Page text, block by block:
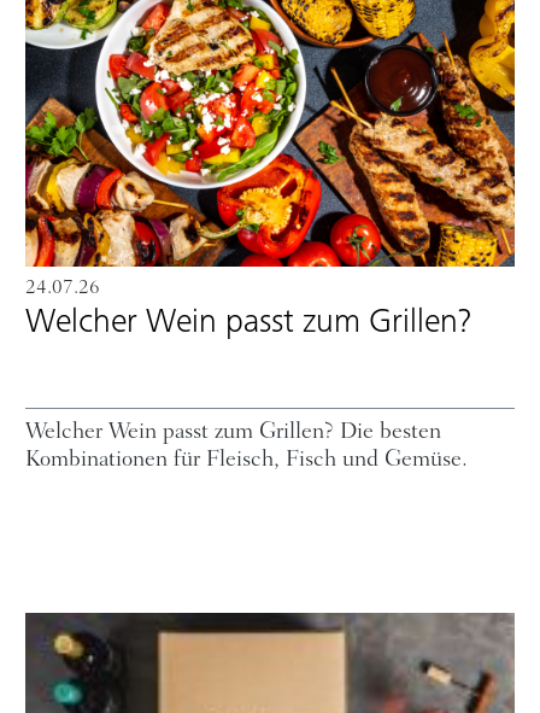
24.07.26
Welcher Wein passt zum Grillen?
Welcher Wein passt zum Grillen? Die besten
Kombinationen für Fleisch, Fisch und Gemüse.